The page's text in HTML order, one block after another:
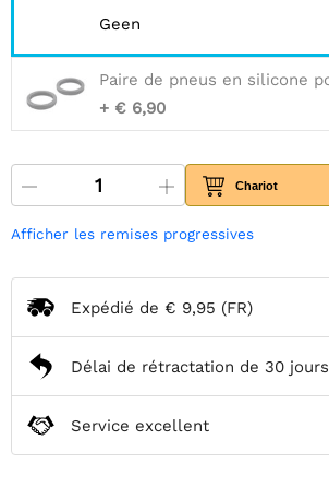
Geen
+ € 6,90
Chariot
Afficher les remises progressives
Expédié de € 9,95 (FR)
Délai de rétractation de 30 jours
Service excellent